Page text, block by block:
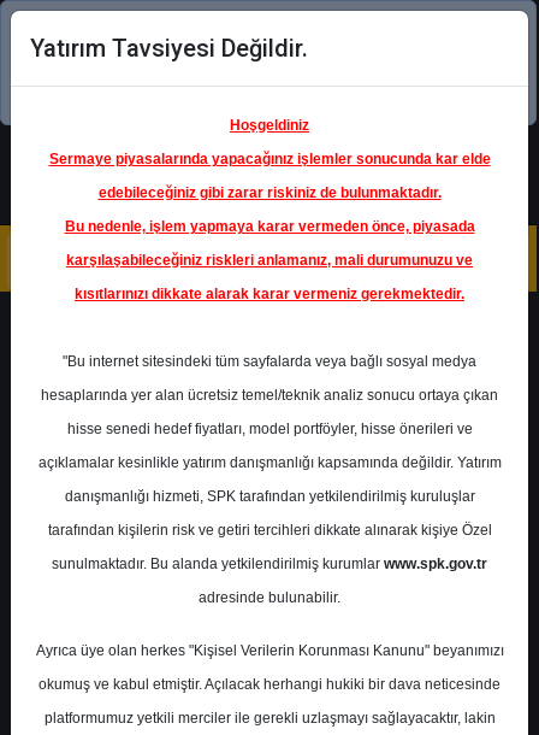
Şimdi uygulamayı indirin!
Ana Sayfa Raporlar
İnfo Yatırım
Rapor Detay
İnfo Yatırım - Arçelik
Değerlendirme Raporu
Yatırım Tavsiyesi Değildir.
Hoşgeldiniz
Sermaye piyasalarında yapacağınız işlemler sonucunda kar elde
edebileceğiniz gibi zarar riskiniz de bulunmaktadır.
Bu nedenle, işlem yapmaya karar vermeden önce, piyasada
karşılaşabileceğiniz riskleri anlamanız, mali durumunuzu ve
kısıtlarınızı dikkate alarak karar vermeniz gerekmektedir.
"Bu internet sitesindeki tüm sayfalarda veya bağlı sosyal medya
hesaplarında yer alan ücretsiz temel/teknik analiz sonucu ortaya çıkan
hisse senedi hedef fiyatları, model portföyler, hisse önerileri ve
açıklamalar kesinlikle yatırım danışmanlığı kapsamında değildir. Yatırım
danışmanlığı hizmeti, SPK tarafından yetkilendirilmiş kuruluşlar
tarafından kişilerin risk ve getiri tercihleri dikkate alınarak kişiye Özel
sunulmaktadır. Bu alanda yetkilendirilmiş kurumlar www.spk.gov.tr
adresinde bulunabilir.
Ayrıca üye olan herkes "Kişisel Verilerin Korunması Kanunu" beyanımızı
okumuş ve kabul etmiştir. Açılacak herhangi hukiki bir dava neticesinde
platformumuz yetkili merciler ile gerekli uzlaşmayı sağlayacaktır, lakin